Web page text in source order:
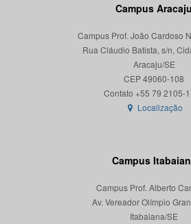
Campus Aracaju
Campus Prof. João Cardoso
Rua Cláudio Batista, s/n,
Aracaju/SE
CEP 49060-108
Localização
Campus
Campus Prof. Alberto
Av. Vereador Olímpio
Itabaiana/SE